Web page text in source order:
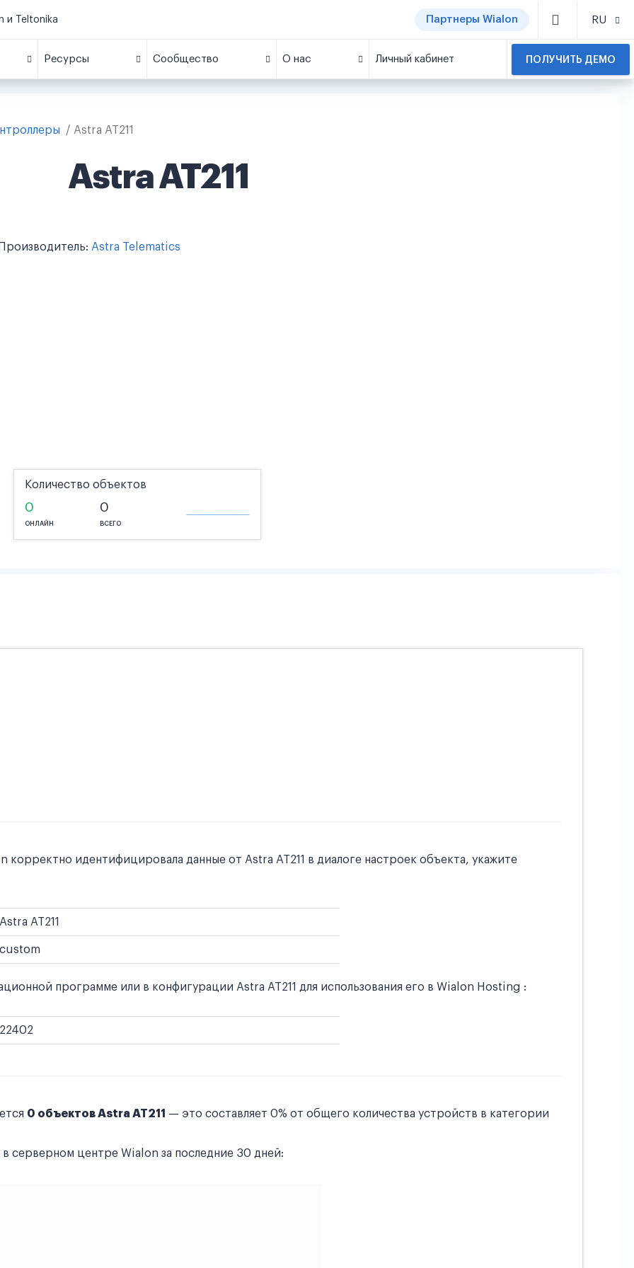
и Teltonika Партнеры Wialon RU
Ресурсы Сообщество О нас Личный кабинет ПОЛУЧИТЬ ДЕМО
Astra AT211
Astra AT211
Astra Telematics
Количество объектов
0
ОНЛАЙН
0
ВСЕГО
идентифицировала данные от Astra AT211 в диалоге настроек объекта, укажите
Astra AT211
custom
программе или в конфигурации Astra AT211 для использования его в Wialon Hosting :
22402
0 объектов Astra AT211 — это составляет 0% от общего количества устройств в категории
серверном центре Wialon за последние 30 дней: